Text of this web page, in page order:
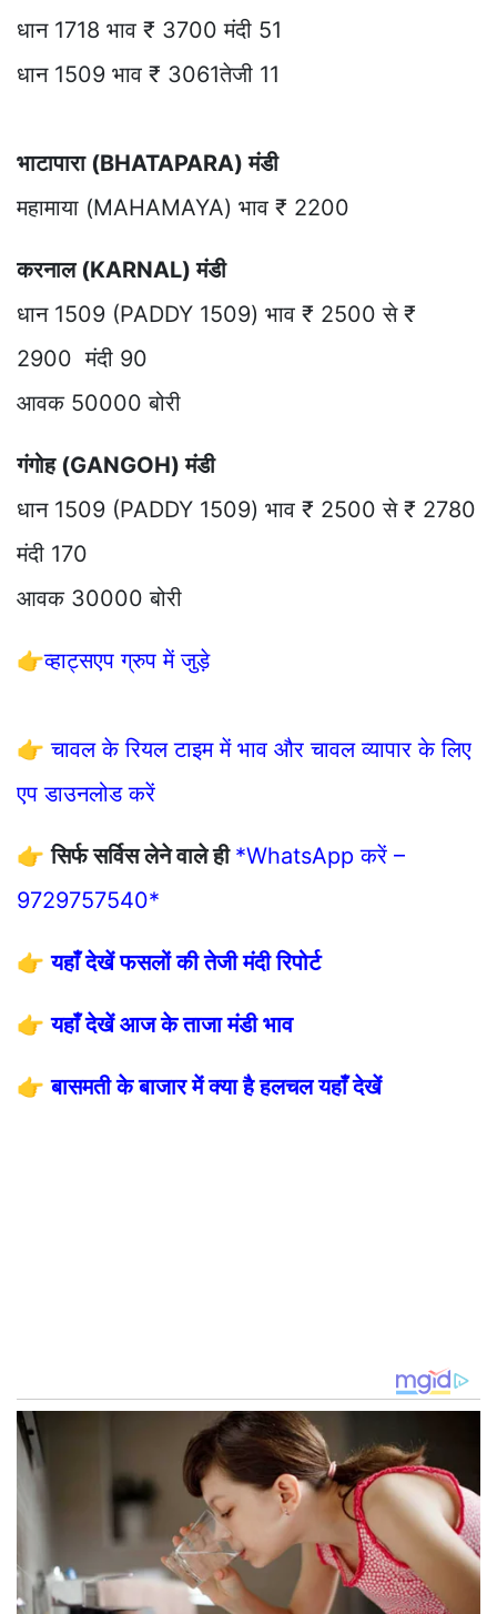
धान 1718 भाव ₹ 3700 मंदी 51
धान 1509 भाव ₹ 3061तेजी 11
भाटापारा (BHATAPARA) मंडी
महामाया (MAHAMAYA) भाव ₹ 2200
करनाल (KARNAL) मंडी
धान 1509 (PADDY 1509) भाव ₹ 2500 से ₹
2900 मंदी 90
आवक 50000 बोरी
गंगोह (GANGOH) मंडी
धान 1509 (PADDY 1509) भाव ₹ 2500 से ₹ 2780
मंदी 170
आवक 30000 बोरी
👉व्हाट्सएप ग्रुप में जुड़े
👉चावल के रियल टाइम में भाव और चावल व्यापार के लिए
एप डाउनलोड करें
👉सिर्फ सर्विस लेने वाले ही *WhatsApp करें –
9729757540*
👉यहाँ देखें फसलों की तेजी मंदी रिपोर्ट
👉यहाँ देखें आज के ताजा मंडी भाव
👉बासमती के बाजार में क्या है हलचल यहाँ देखें